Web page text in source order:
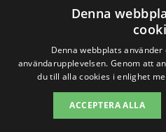
Fördelar med att välja
Sök efter en skicklig
Copyright 2026
Denna
Denna webbplats
användarupplevelsen. Genom att
du till alla cookies i enlighet
ACCEPTERA ALLA